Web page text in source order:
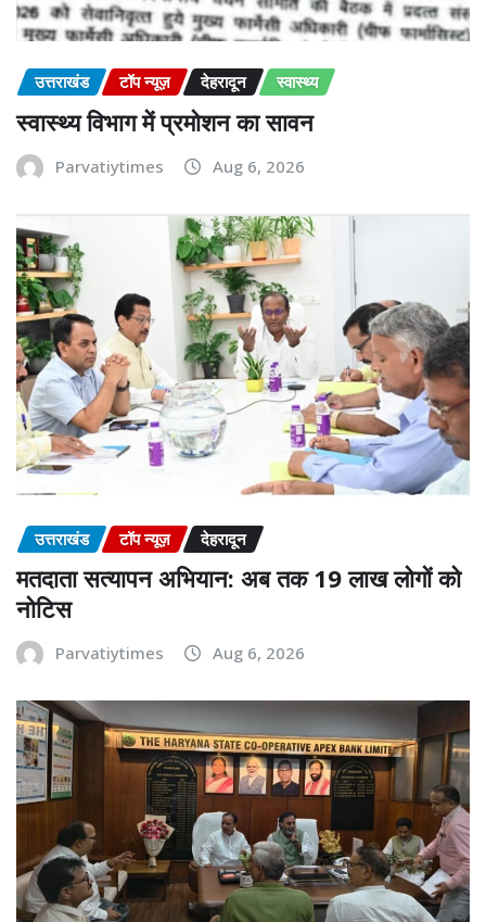
उत्तराखंड टॉप न्यूज़ देहरादून स्वास्थ्य
स्वास्थ्य विभाग में प्रमोशन का सावन
Parvatiytimes Aug 6, 2026
उत्तराखंड टॉप न्यूज़ देहरादून
मतदाता सत्यापन अभियान: अब तक 19 लाख लोगों को
नोटिस
Parvatiytimes Aug 6, 2026